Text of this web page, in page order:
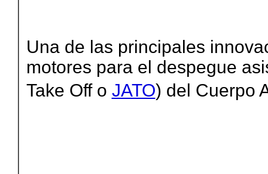
Una de las principales
motores para el despegue
Take Off o JATO) del Cuerpo